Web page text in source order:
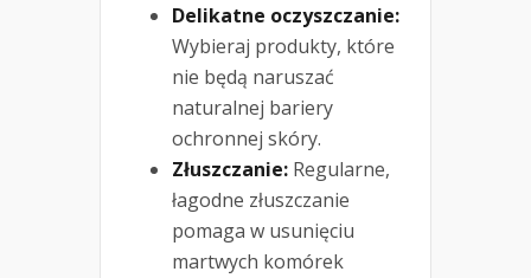
Delikatne oczyszczanie:
Wybieraj produkty, które
nie będą naruszać
naturalnej bariery
ochronnej skóry.
Złuszczanie: Regularne,
łagodne złuszczanie
pomaga w usunięciu
martwych komórek